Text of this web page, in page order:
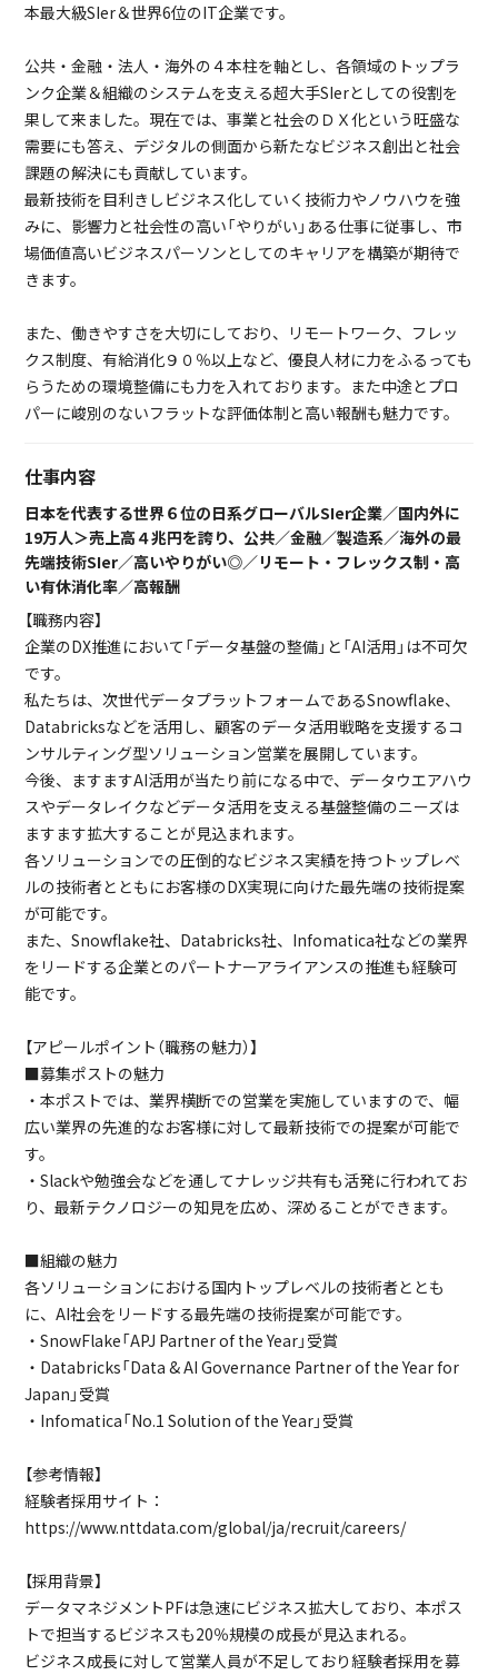
本最大級SIer＆世界6位のIT企業です。
公共・金融・法人・海外の４本柱を軸とし、各領域のトップラ
ンク企業＆組織のシステムを支える超大手SIerとしての役割を
果して来ました。現在では、事業と社会のＤＸ化という旺盛な
需要にも答え、デジタルの側面から新たなビジネス創出と社会
課題の解決にも貢献しています。
最新技術を目利きしビジネス化していく技術力やノウハウを強
みに、影響力と社会性の高い「やりがい」ある仕事に従事し、市
場価値高いビジネスパーソンとしてのキャリアを構築が期待で
きます。
また、働きやすさを大切にしており、リモートワーク、フレッ
クス制度、有給消化９０％以上など、優良人材に力をふるっても
らうための環境整備にも力を入れております。また中途とプロ
パーに峻別のないフラットな評価体制と高い報酬も魅力です。
仕事内容
日本を代表する世界６位の日系グローバルSIer企業／国内外に
19万人＞売上高４兆円を誇り、公共／金融／製造系／海外の最
先端技術SIer／高いやりがい◎／リモート・フレックス制・高
い有休消化率／高報酬
【職務内容】
企業のDX推進において「データ基盤の整備」と「AI活用」は不可欠
です。
私たちは、次世代データプラットフォームであるSnowflake、
Databricksなどを活用し、顧客のデータ活用戦略を支援するコ
ンサルティング型ソリューション営業を展開しています。
今後、ますますAI活用が当たり前になる中で、データウエアハウ
スやデータレイクなどデータ活用を支える基盤整備のニーズは
ますます拡大することが見込まれます。
各ソリューションでの圧倒的なビジネス実績を持つトップレベ
ルの技術者とともにお客様のDX実現に向けた最先端の技術提案
が可能です。
また、Snowflake社、Databricks社、Infomatica社などの業界
をリードする企業とのパートナーアライアンスの推進も経験可
能です。
【アピールポイント（職務の魅力）】
■募集ポストの魅力
・本ポストでは、業界横断での営業を実施していますので、幅
広い業界の先進的なお客様に対して最新技術での提案が可能で
す。
・Slackや勉強会などを通してナレッジ共有も活発に行われてお
り、最新テクノロジーの知見を広め、深めることができます。
■組織の魅力
各ソリューションにおける国内トップレベルの技術者ととも
に、AI社会をリードする最先端の技術提案が可能です。
・SnowFlake「APJ Partner of the Year」受賞
・Databricks「Data & AI Governance Partner of the Year for
Japan」受賞
・Infomatica「No.1 Solution of the Year」受賞
【参考情報】
経験者採用サイト：
https://www.nttdata.com/global/ja/recruit/careers/
【採用背景】
データマネジメントPFは急速にビジネス拡大しており、本ポス
トで担当するビジネスも20％規模の成長が見込まれる。
ビジネス成長に対して営業人員が不足しており経験者採用を募